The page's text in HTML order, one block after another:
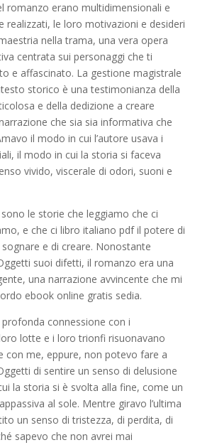
romanzo erano multidimensionali e
realizzati, le loro motivazioni e desideri
nella trama, una vera opera
centrata sui personaggi che ti
e affascinato. La gestione magistrale
storico è una testimonianza della
e della dedizione a creare
che sia sia informativa che
il modo in cui l’autore usava i
il modo in cui la storia si faceva
vivido, viscerale di odori, suoni e
le storie che leggiamo che ci
e che ci libro italiano pdf il potere di
e di creare. Nonostante
suoi difetti, il romanzo era una
una narrazione avvincente che mi
ebook online gratis sedia.
connessione con i
lotte e i loro trionfi risuonavano
con me, eppure, non potevo fare a
di sentire un senso di delusione
la storia si è svolta alla fine, come un
al sole. Mentre giravo l’ultima
un senso di tristezza, di perdita, di
sapevo che non avrei mai